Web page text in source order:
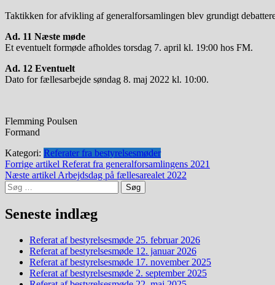
Taktikken for afvikling af generalforsamlingen blev grundigt
Ad. 11 Næste møde
Et eventuelt formøde afholdes torsdag 7. april kl. 19:00 hos FM.
Ad. 12 Eventuelt
Dato for fællesarbejde søndag 8. maj 2022 kl. 10:00.
Flemming Poulsen
Formand
Kategori: Referater fra bestyrelsesmøder
Indlægsnavigation
Forrige artikel Referat fra generalforsamlingens 2021
Næste artikel Arbejdsdag på fællesarealet 2022
Søg
efter:
Seneste indlæg
Referat af bestyrelsesmøde 25. februar 2026
Referat af bestyrelsesmøde 12. januar 2026
Referat af bestyrelsesmøde 17. november 2025
Referat af bestyrelsesmøde 2. september 2025